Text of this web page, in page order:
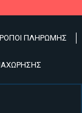
ΠΛΗΡΩΜΉΣ